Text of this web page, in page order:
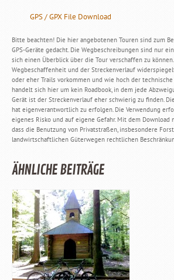
GPS / GPX File Download
Bitte beachten! Die hier angebotenen Touren sind zum
GPS-Geräte gedacht. Die Wegbeschreibungen sind nur
sich einen Überblick über die Tour verschaffen zu
Wegbeschaffenheit und der Streckenverlauf
oder eher Trails vorkommen und wie hoch der technische
handelt sich hier um kein Roadbook, in dem jede
Gerät ist der Streckenverlauf eher schwierig zu finden.
hat eigenverantwortlich zu erfolgen. Die Verwendung
eigenes Risko und auf eigene Gefahr. Mit dem Download
dass die Benutzung von Privatstraßen, insbesondere
landwirtschaftlichen Güterwegen rechtlichen
ÄHNLICHE BEITRÄGE